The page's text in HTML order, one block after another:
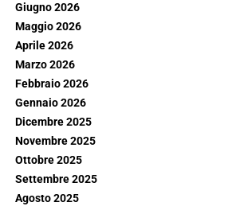
Giugno 2026
Maggio 2026
Aprile 2026
Marzo 2026
Febbraio 2026
Gennaio 2026
Dicembre 2025
Novembre 2025
Ottobre 2025
Settembre 2025
Agosto 2025